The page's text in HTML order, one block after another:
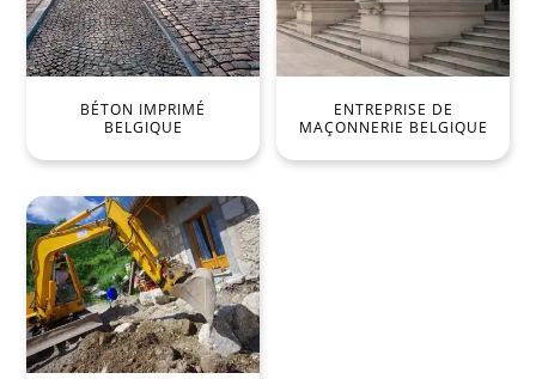
BÉTON IMPRIMÉ
BELGIQUE
ENTREPRISE DE
MAÇONNERIE BELGIQUE